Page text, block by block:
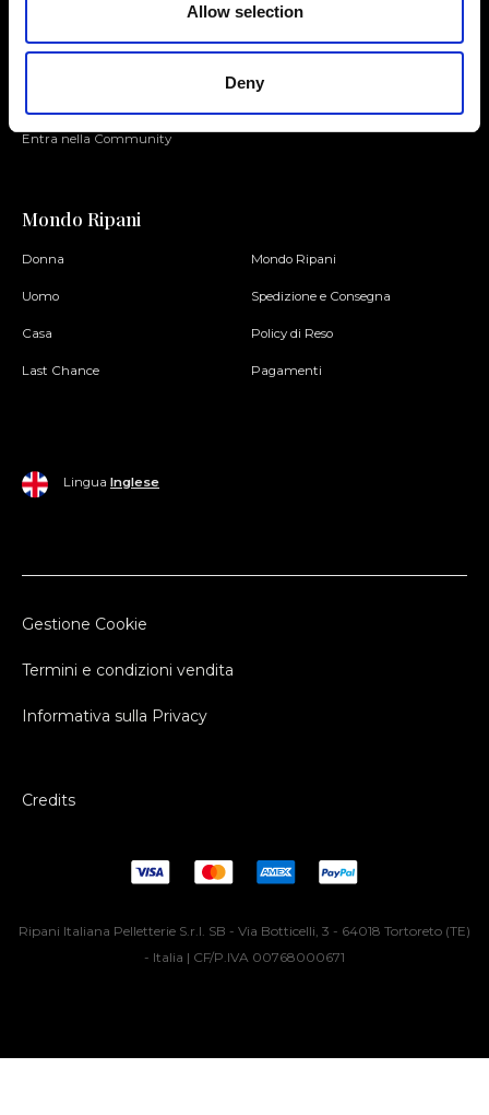
Allow selection
Deny
Entra nella Community
Mondo Ripani
Donna
Uomo
Casa
Last Chance
Mondo Ripani
Spedizione e Consegna
Policy di Reso
Pagamenti
Lingua Inglese
Gestione Cookie
Termini e condizioni vendita
Informativa sulla Privacy
Credits
Ripani Italiana Pelletterie S.r.l. SB - Via Botticelli, 3 - 64018 Tortoreto (TE)
- Italia | CF/P.IVA 00768000671